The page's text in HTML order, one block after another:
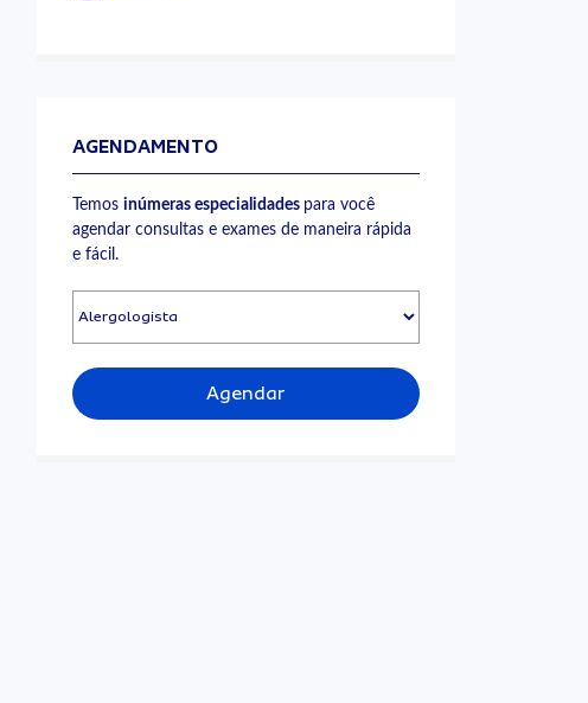
AGENDAMENTO
Temos inúmeras especialidades para você
agendar consultas e exames de maneira rápida
e fácil.
Agendar